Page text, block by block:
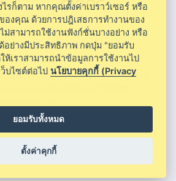
University
Service Center, Chiang Mai
Huay Kaew Road,Muang District,
,053943856
รก็ตาม หากคุณตั้งค่าเบราว์เซอร์ หรือ
องคุณ ด้วยการปฎิเสธการทำงานของ
สามารถใช้งานฟังก์ชั่นบางอย่าง หรือ
อย่างมีประสิทธิภาพ กดปุ่ม "ยอมรับ
ห้เราสามารถนำข้อมูลการใช้งานไป
ว็บไซต์ต่อไปนโยบายคุกกี้ (Privacy
ยอมรับทั้งหมด
ตั้งค่าคุกกี้